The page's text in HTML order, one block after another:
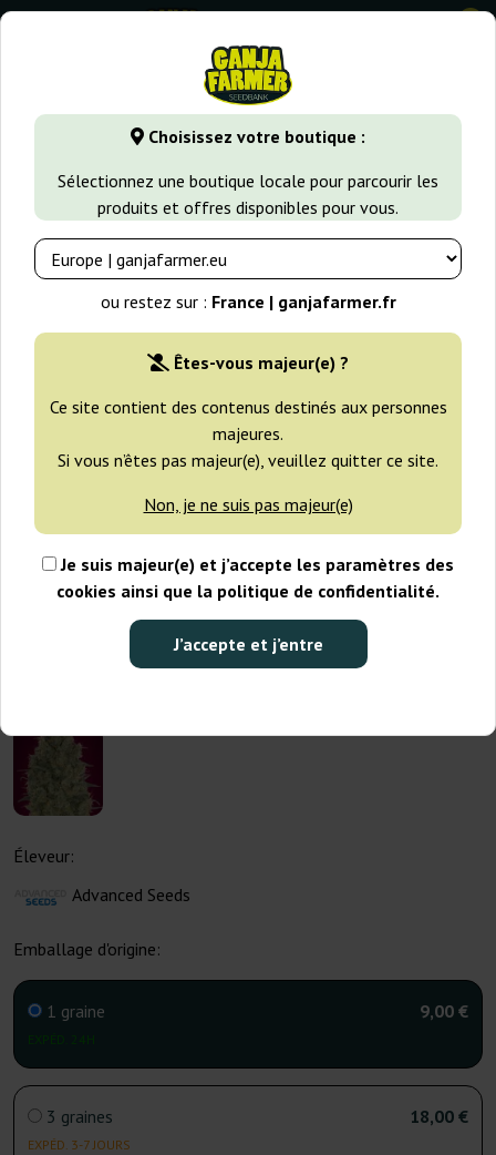
Choisissez votre boutique :
Sélectionnez une boutique locale pour parcourir les
produits et offres disponibles pour vous.
ou restez sur : France | ganjafarmer.fr
Êtes-vous majeur(e) ?
Ce site contient des contenus destinés aux personnes
majeures.
Si vous n’êtes pas majeur(e), veuillez quitter ce site.
Non, je ne suis pas majeur(e)
Je suis majeur(e) et j’accepte les paramètres des
cookies ainsi que la politique de confidentialité.
J’accepte et j’entre
0
GanjaFarmer.fr Variétés de Cannabis Strawberry Haze
Éleveur:
Advanced Seeds
Emballage d'origine:
1 graine 9,00 €
3 graines
EXPÉD. 3-7 JOURS
18,00 €